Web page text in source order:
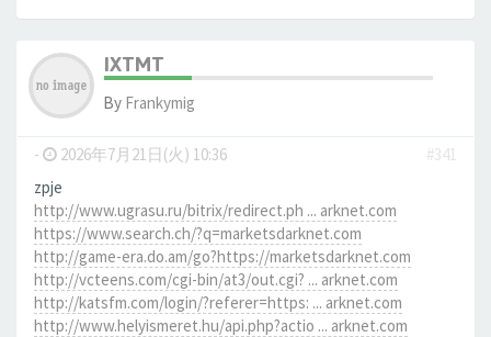
IXTMT
By Frankymig
- 2026年7月21日(火) 10:36
#341
zpje
http://www.ugrasu.ru/bitrix/redirect.ph ... arknet.com
https://www.search.ch/?q=marketsdarknet.com
http://game-era.do.am/go?https://marketsdarknet.com
http://vcteens.com/cgi-bin/at3/out.cgi? ... arknet.com
http://katsfm.com/login/?referer=https: ... arknet.com
http://www.helyismeret.hu/api.php?actio ... arknet.com